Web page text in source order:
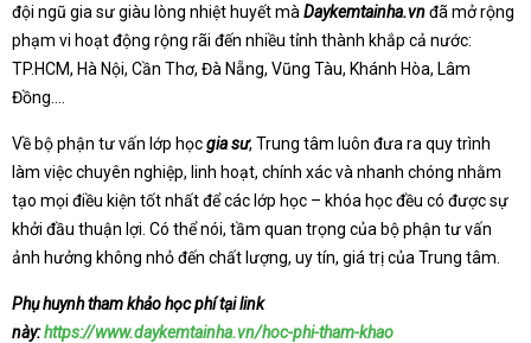
đội ngũ gia sư giàu lòng nhiệt huyết mà Daykemtainha.vnđã mở rộng
phạm vi hoạt động rộng rãi đến nhiều tỉnh thành khắp cả nước:
TP.HCM, Hà Nội, Cần Thơ, Đà Nẵng, Vũng Tàu, Khánh Hòa, Lâm
Đồng….
Về bộ phận tư vấn lớp họcgia sư, Trung tâm luôn đưa ra quy trình
làm việc chuyên nghiệp, linh hoạt, chính xác và nhanh chóng nhằm
tạo mọi điều kiện tốt nhất để các lớp học – khóa học đều có được sự
khởi đầu thuận lợi. Có thể nói, tầm quan trọng của bộ phận tư vấn
ảnh hưởng không nhỏ đến chất lượng, uy tín, giá trị của Trung tâm.
Phụ huynh tham khảo học phí tại link
này:https://www.daykemtainha.vn/hoc-phi-tham-khao